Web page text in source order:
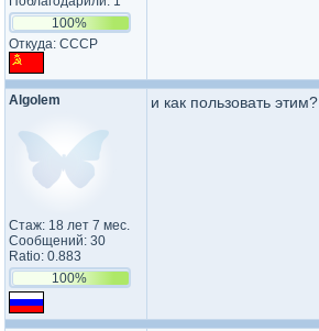
100%
Откуда: CCCP
Algolem
Стаж: 18 лет 7 мес.
Сообщений: 30
Ratio: 0.883
100%
и как пользовать этим?